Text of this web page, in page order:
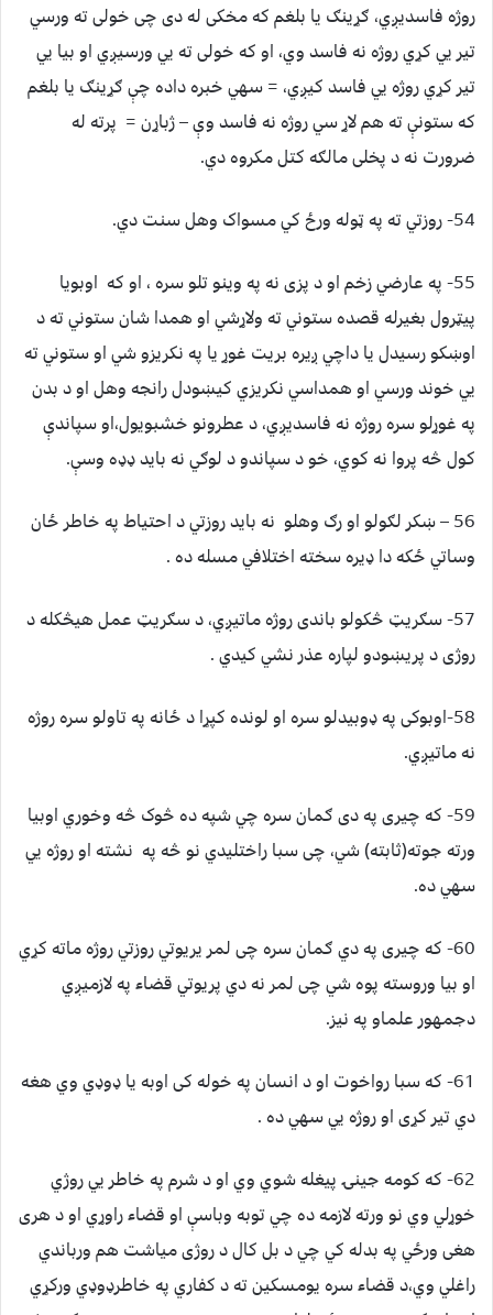
روژه فاسديږي، ګړينګ يا بلغم که مخکی له دی چی خولی ته ورسي
تير يي کړي روژه نه فاسد وي، او که خولی ته يي ورسيږي او بيا يي
تير کړي روژه يي فاسد کيږي، = سهي خبره داده چې ګړينګ يا بلغم
که ستونې ته هم لاړ سي روژه نه فاسد وې – ژباړن = پرته له
ضرورت نه د پخلی مالګه کتل مکروه دي.
54- روزتي ته په ټوله ورځ کي مسواک وهل سنت دي.
55- په عارضي زخم او د پزی نه په وينو تلو سره ، او که اوبويا
پيټرول بغيرله قصده ستوني ته ولاړشي او همدا شان ستوني ته د
اوښکو رسيدل يا داچي ږيره بريت غوړ يا په نکريزو شي او ستوني ته
يي خوند ورسي او همداسي نکريزي کيښودل رانجه وهل او د بدن
په غوړلو سره روژه نه فاسديږي، د عطرونو خشبويول،او سپاندې
کول څه پروا نه کوي، خو د سپاندو د لوګي نه بايد ډډه وسې.
56 – ښکر لګولو او رګ وهلو نه بايد روزتي د احتياط په خاطر ځان
وساتي ځکه دا ډيره سخته اختلافي مسله ده .
57- سګريټ څکولو باندی روژه ماتيږي، د سګريټ عمل هيڅکله د
روژی د پريښودو لپاره عذر نشي کيدي .
58-اوبوکی په ډوبيدلو سره او لونده کپړا د ځانه په تاولو سره روژه
نه ماتيږي.
59- که چيری په دی ګمان سره چي شپه ده څوک څه وخوري اوبيا
ورته جوته(ثابته) شي، چی سبا راختليدي نو څه په نشته او روژه يي
سهي ده.
60- که چيری په دي ګمان سره چی لمر يريوتي روزتي روژه ماته کړي
او بيا وروسته پوه شي چی لمر نه دي پريوتي قضاء په لازميږي
دجمهور علماو په نيز.
61- که سبا رواخوت او د انسان په خوله کی اوبه يا ډوډي وي هغه
دي تير کړی او روژه يي سهي ده .
62- که کومه جينۍ پيغله شوي وي او د شرم په خاطر يي روژي
خوړلي وي نو ورته لازمه ده چي توبه وباسې او قضاء راوړي او د هری
هغی ورځي په بدله کي چي د بل کال د روژی مياشت هم ورباندي
راغلي وي،د قضاء سره يومسکين ته د کفاري په خاطرډوډي ورکړي